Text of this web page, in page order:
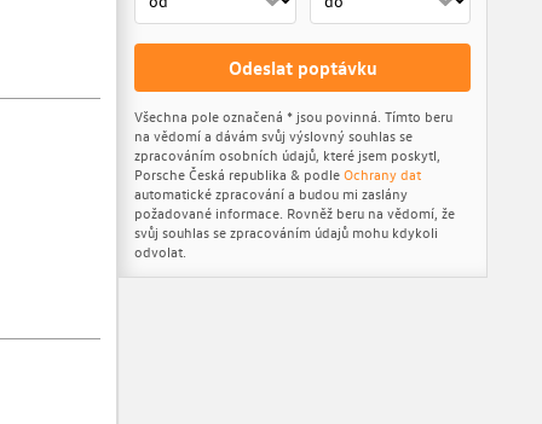
Odeslat poptávku
Všechna pole označená * jsou povinná. Tímto beru
na vědomí a dávám svůj výslovný souhlas se
zpracováním osobních údajů, které jsem poskytl,
Porsche Česká republika & podleOchrany dat
automatické zpracování a budou mi zaslány
požadované informace. Rovněž beru na vědomí, že
svůj souhlas se zpracováním údajů mohu kdykoli
odvolat.